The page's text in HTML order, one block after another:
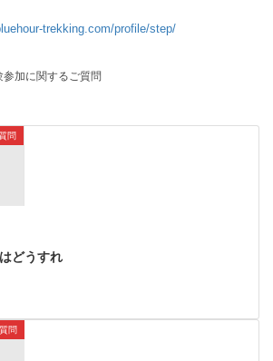
trekking.com/profile/step/
参加に関するご質問
問
どうすれ
問